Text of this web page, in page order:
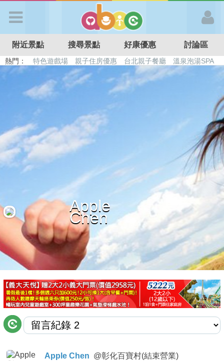
APP登入
首 頁
搜尋景點
好康優惠
最新留言
商家合作
推薦景點
討論區
聯絡我們
附近景點 搜尋景點 好康優惠 討論區
熱門： 特色遊戲場 親子住房優惠 台北親子餐廳
溫泉泡湯SPA
溜滑梯民宿
觀光工廠 日本親子景點
Apple
Chen
Apple Chen @彰化百寶村(結束營業)